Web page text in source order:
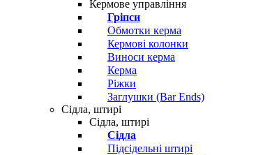
Кермове управління
Гріпси
Обмотки керма
Кермові колонки
Виноси керма
Керма
Ріжки
Заглушки (Bar Ends)
Сідла, штирі
Сідла, штирі
Сідла
Підсідельні штирі